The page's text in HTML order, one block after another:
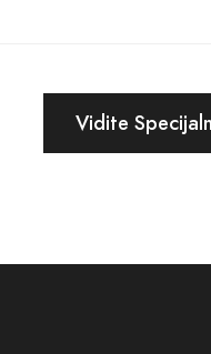
i ekskluzivitetom,
jedinstvenost i
Vidite